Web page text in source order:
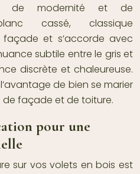
de modernité et de
cassé, classique
façade et s’accorde avec
subtile entre le gris et
discrète et chaleureuse.
de bien se marier
façade et de toiture.
pour une
sur vos volets en bois est